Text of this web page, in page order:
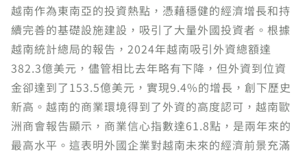
越南作為東南亞的投資熱點，憑藉穩健的經濟增長和持
續完善的基礎設施建設，吸引了大量外國投資者。根據
越南統計總局的報告，2024年越南吸引外資總額達
382.3億美元，儘管相比去年略有下降，但外資到位資
金卻達到了153.5億美元，實現9.4%的增長，創下歷史
新高。越南的商業環境得到了外資的高度認可，越南歐
洲商會報告顯示，商業信心指數達61.8點，是兩年來的
最高水平。這表明外國企業對越南未來的經濟前景充滿